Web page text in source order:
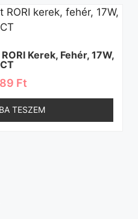
Kerek, Fehér, 17W,
Ft
TESZEM